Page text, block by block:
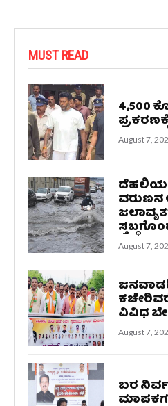
MUST READ
4,500
August 7,
ವರುಣನ
August 7,
ವಿವಿಧ
August 7,
ಬರ